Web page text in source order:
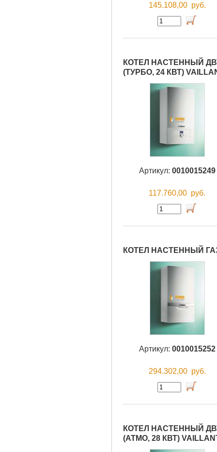
145.108,00 руб.
КОТЕЛ НАСТЕННЫЙ
(ТУРБО, 24 КВТ)
Артикул: 0010015249
117.760,00 руб.
КОТЕЛ НАСТЕННЫЙ
Артикул: 0010015252
294.302,00 руб.
КОТЕЛ НАСТЕННЫЙ
(АТМО, 28 КВТ)